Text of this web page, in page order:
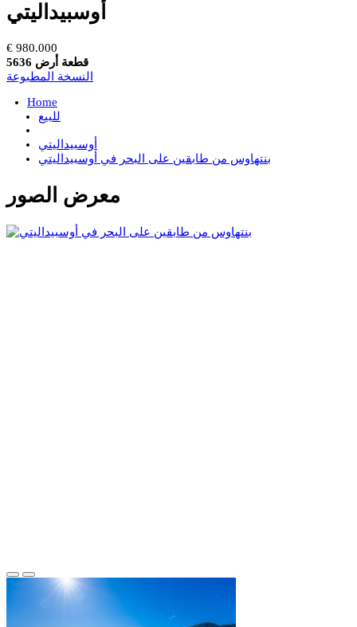
أوسبيداليتي
€ 980.000
قطعة أرض 5636
النسخة المطبوعة
Home
للبيع
أوسبيداليتي
بنتهاوس من طابقين على البحر في أوسبيداليتي
معرض الصور